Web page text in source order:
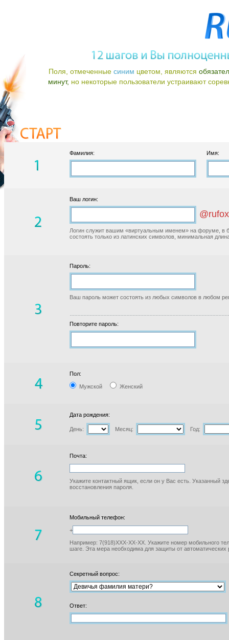
Поля, отмеченные синим цветом, являются
минут, но некоторые пользователи устраивают
Фамилия: Имя:
Ваш логин:
Логин служит вашим «виртуальным именем» на форуме, в
состоять только из латинских символов, минимальная
Пароль:
Ваш пароль может состоять из любых символов в любом
Повторите пароль:
Пол:
Мужской Женский
Дата рождения:
День: Месяц: Год:
Почта:
Укажите контактный ящик, если он у Вас есть. Указанный
восстановления пароля.
Мобильный телефон:
+
Например: 7(918)XXX-XX-XX. Укажите номер мобильного
шаге. Эта мера необходима для защиты от автоматических
Секретный вопрос:
Ответ: